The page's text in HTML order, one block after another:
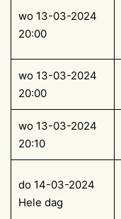
wo 13-03-2024
20:00
wo 13-03-2024
20:00
wo 13-03-2024
20:10
do 14-03-2024
Hele dag